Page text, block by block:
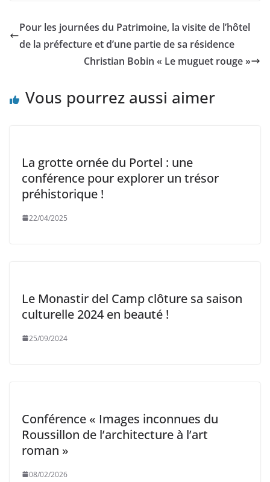
Pour les journées du Patrimoine, la visite de l’hôtel
de la préfecture et d’une partie de sa résidence
Christian Bobin « Le muguet rouge »
Vous pourrez aussi aimer
La grotte ornée du Portel : une
conférence pour explorer un trésor
préhistorique !
22/04/2025
Le Monastir del Camp clôture sa saison
culturelle 2024 en beauté !
25/09/2024
Conférence « Images inconnues du
Roussillon de l’architecture à l’art
roman »
08/02/2026